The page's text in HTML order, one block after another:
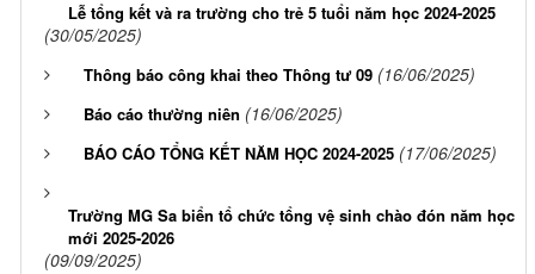
Lễ tổng kết và ra trường cho trẻ 5 tuổi năm học 2024-2025
(30/05/2025)
Thông báo công khai theo Thông tư 09 (16/06/2025)
Báo cáo thường niên (16/06/2025)
BÁO CÁO TỔNG KẾT NĂM HỌC 2024-2025 (17/06/2025)
Trường MG Sa biển tổ chức tổng vệ sinh chào đón năm học
mới 2025-2026
(09/09/2025)